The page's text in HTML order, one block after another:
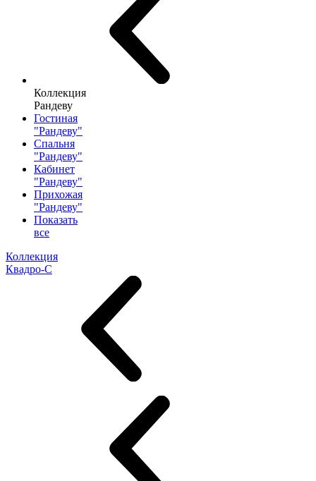
Коллекция
Рандеву
Гостиная
"Рандеву"
Спальня
"Рандеву"
Кабинет
"Рандеву"
Прихожая
"Рандеву"
Показать
все
Коллекция
Квадро-С